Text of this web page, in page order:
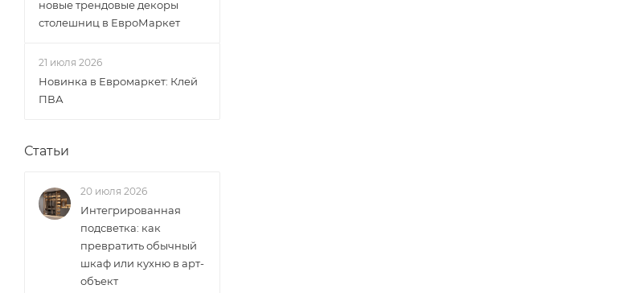
новые трендовые декоры
столешниц в ЕвроМаркет
21 июля 2026
Новинка в Евромаркет: Клей
ПВА
Статьи
20 июля 2026
Интегрированная
подсветка: как
превратить обычный
шкаф или кухню в арт-
объект